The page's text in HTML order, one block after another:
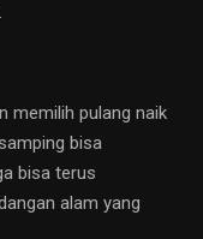
memilih pulang naik
bisa
bisa terus
alam yang